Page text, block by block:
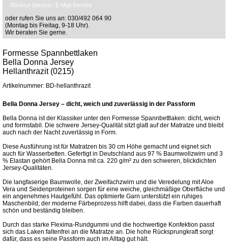
Rückruf-Service / E-Mail-Service
oder rufen Sie uns an: 030/492 064 90
(Montag bis Freitag, 9-18 Uhr).
Wir beraten Sie gerne.
Formesse Spannbettlaken
Bella Donna Jersey
Hellanthrazit (0215)
Artikelnummer: BD-hellanthrazit
Bella Donna Jersey – dicht, weich und zuverlässig in der Passform
Bella Donna ist der Klassiker unter den Formesse Spannbettlaken: dicht, weich
und formstabil. Die schwere Jersey-Qualität sitzt glatt auf der Matratze und bleibt
auch nach der Nacht zuverlässig in Form.
Diese Ausführung ist für Matratzen bis 30 cm Höhe gemacht und eignet sich
auch für Wasserbetten. Gefertigt in Deutschland aus 97 % Baumwollzwirn und 3
% Elastan gehört Bella Donna mit ca. 220 g/m² zu den schweren, blickdichten
Jersey-Qualitäten.
Die langfaserige Baumwolle, der Zweifachzwirn und die Veredelung mit Aloe
Vera und Seidenproteinen sorgen für eine weiche, gleichmäßige Oberfläche und
ein angenehmes Hautgefühl. Das optimierte Garn unterstützt ein ruhiges
Maschenbild; der moderne Färbeprozess hilft dabei, dass die Farben dauerhaft
schön und beständig bleiben.
Durch das starke Flexima-Rundgummi und die hochwertige Konfektion passt
sich das Laken faltenfrei an die Matratze an. Die hohe Rücksprungkraft sorgt
dafür, dass es seine Passform auch im Alltag gut hält.